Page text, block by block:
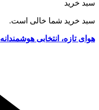
سبد خرید
سبد خرید شما خالی است.
هوای تازه، انتخابی هوشمندانه